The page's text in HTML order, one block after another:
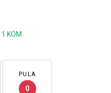
1 KOM
PULA
0